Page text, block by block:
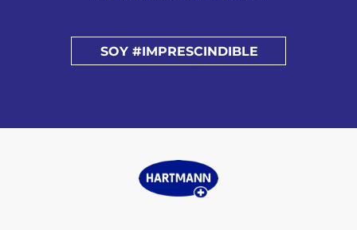
SOY #IMPRESCINDIBLE